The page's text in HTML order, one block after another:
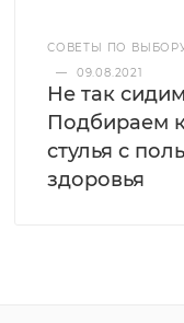
СОВЕТЫ ПО
—
09.08.2021
Не так
Подбираем
стулья с
здоровья